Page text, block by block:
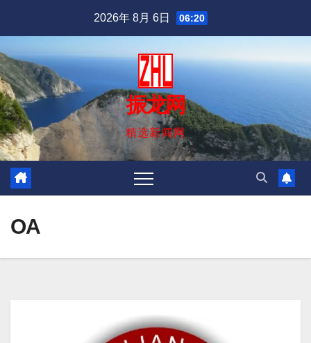
内
容
2026年 8月 6日 06:20
振龙网
精选新闻网
OA